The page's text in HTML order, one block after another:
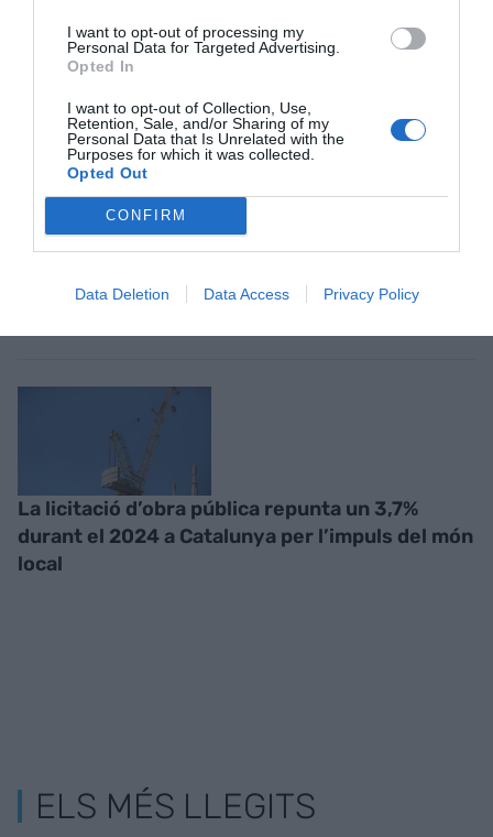
I want to opt-out of processing my
Personal Data for Targeted Advertising.
Opted In
I want to opt-out of Collection, Use,
Retention, Sale, and/or Sharing of my
Personal Data that Is Unrelated with the
Purposes for which it was collected.
Opted Out
CONFIRM
Data Deletion Data Access Privacy Policy
Estigues informat amb les últimes notícies d'actualitat
ACTIVAR ARA
RELACIONADES
La licitació d’obra pública repunta un 3,7%
durant el 2024 a Catalunya per l’impuls del món
local
ELS MÉS LLEGITS